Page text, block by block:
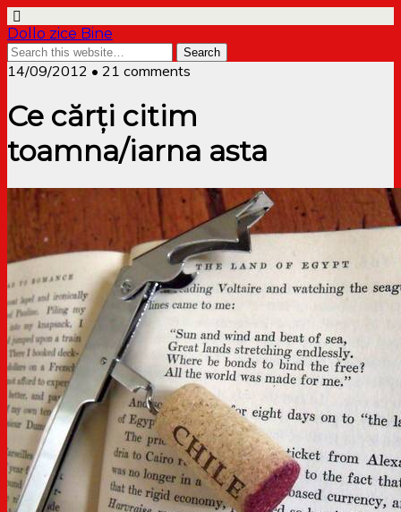
Dollo zice Bine
14/09/2012 • 21 comments
Ce cărți citim
toamna/iarna asta